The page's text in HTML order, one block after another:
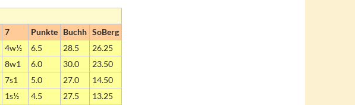
7 Punkte Buchh SoBerg
4w½ 6.5 28.5
26.25
8w1 6.0 30.0
23.50
7s1 5.0 27.0
14.50
1s½ 4.5 27.5
13.25